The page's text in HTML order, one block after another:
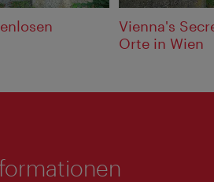
Vienna's
Orte in Wien